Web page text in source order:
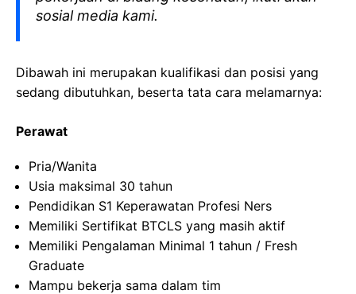
sosial media kami.
Dibawah ini merupakan kualifikasi dan posisi yang
sedang dibutuhkan, beserta tata cara melamarnya:
Perawat
Pria/Wanita
Usia maksimal 30 tahun
Pendidikan S1 Keperawatan Profesi Ners
Memiliki Sertifikat BTCLS yang masih aktif
Memiliki Pengalaman Minimal 1 tahun / Fresh
Graduate
Mampu bekerja sama dalam tim